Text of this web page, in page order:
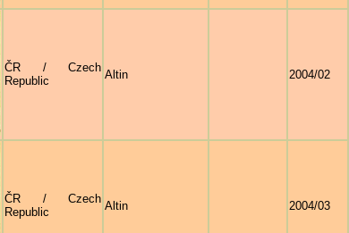
ČR / Czech
Republic
Altin 2004/02
ČR / Czech
Republic
Altin 2004/03